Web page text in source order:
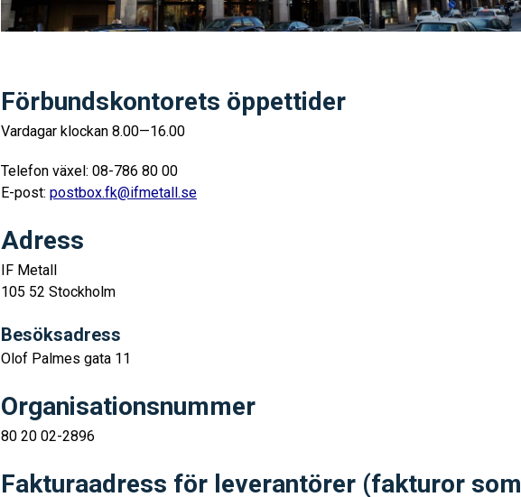
Förbundskontorets öppettider
Vardagar klockan 8.00—16.00
Telefon växel: 08-786 80 00
E-post: postbox.fk@ifmetall.se
Adress
IF Metall
105 52 Stockholm
Besöksadress
Olof Palmes gata 11
Organisationsnummer
80 20 02-2896
Fakturaadress för leverantörer (fakturor som